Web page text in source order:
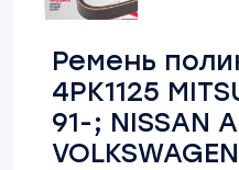
Ремень
4PK1125
91-; NISSAN